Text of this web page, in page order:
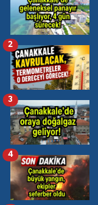
2
3
4